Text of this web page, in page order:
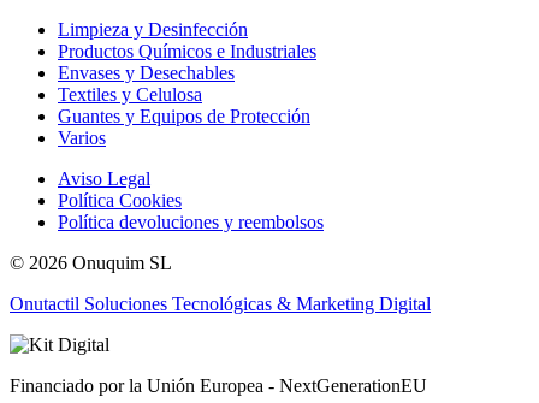
Limpieza y Desinfección
Productos Químicos e Industriales
Envases y Desechables
Textiles y Celulosa
Guantes y Equipos de Protección
Varios
Aviso Legal
Política Cookies
Política devoluciones y reembolsos
© 2026 Onuquim SL
Onutactil Soluciones Tecnológicas & Marketing Digital
Financiado por la Unión Europea - NextGenerationEU